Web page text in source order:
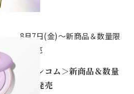
8月7日(金)～新商品＆数量限
定発売
＜ランコム＞新商品＆数量
限定発売